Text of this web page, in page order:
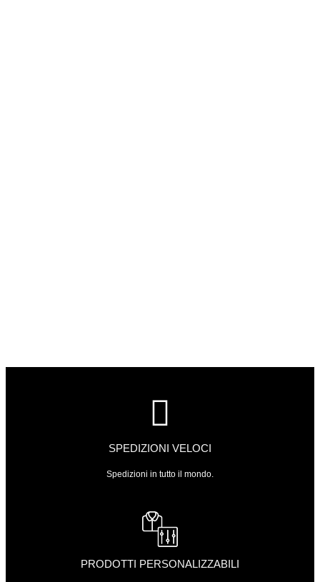
SPEDIZIONI VELOCI
Spedizioni in tutto il mondo.
PRODOTTI PERSONALIZZABILI